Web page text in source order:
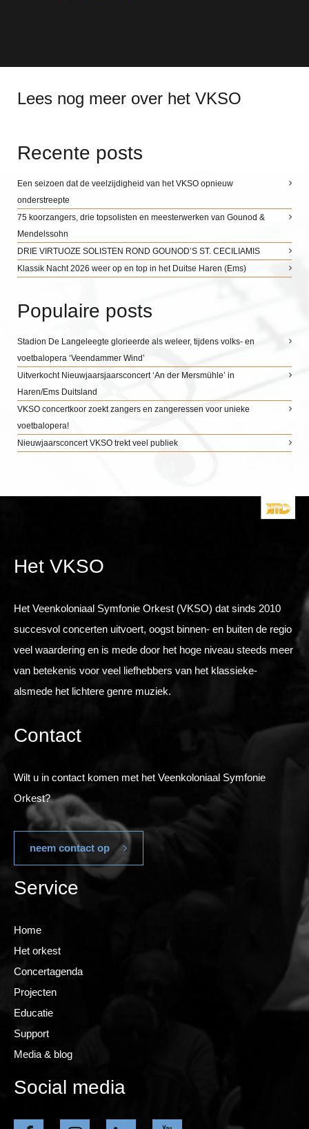
Lees nog meer over het VKSO
Recente posts
Een seizoen dat de veelzijdigheid van het VKSO opnieuw
onderstreepte
75 koorzangers, drie topsolisten en meesterwerken van Gounod &
Mendelssohn
DRIE VIRTUOZE SOLISTEN ROND GOUNOD’S ST. CECILIAMIS
Klassik Nacht 2026 weer op en top in het Duitse Haren (Ems)
Populaire posts
Stadion De Langeleegte glorieerde als weleer, tijdens volks- en
voetbalopera ‘Veendammer Wind’
Uitverkocht Nieuwjaarsjaarsconcert ‘An der Mersmühle’ in
Haren/Ems Duitsland
VKSO concertkoor zoekt zangers en zangeressen voor unieke
voetbalopera!
Nieuwjaarsconcert VKSO trekt veel publiek
Het VKSO
Het Veenkoloniaal Symfonie Orkest (VKSO) dat sinds 2010
succesvol concerten uitvoert, oogst binnen- en buiten de regio
veel waardering en is mede door het hoge niveau steeds meer
van betekenis voor veel liefhebbers van het klassieke-
alsmede het lichtere genre muziek.
Contact
Wilt u in contact komen met het Veenkoloniaal Symfonie
Orkest?
neem contact op
Service
Home
Het orkest
Concertagenda
Projecten
Educatie
Support
Media & blog
Social media